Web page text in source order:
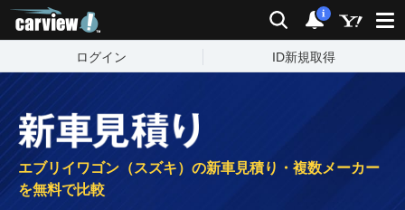
検索 通知
i
ログイン ID新規取得
エブリイワゴン（スズキ）の新車見積り・複数メーカー
を無料で比較